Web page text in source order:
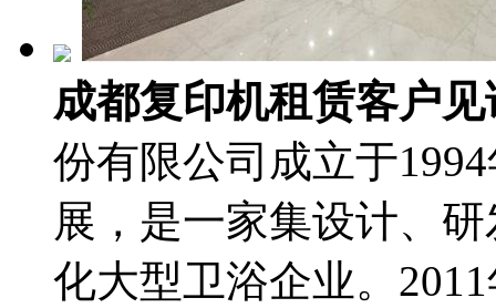
成都复印机租赁客户
份有限公司成立于
展，是一家集设计、
化大型卫浴企业。